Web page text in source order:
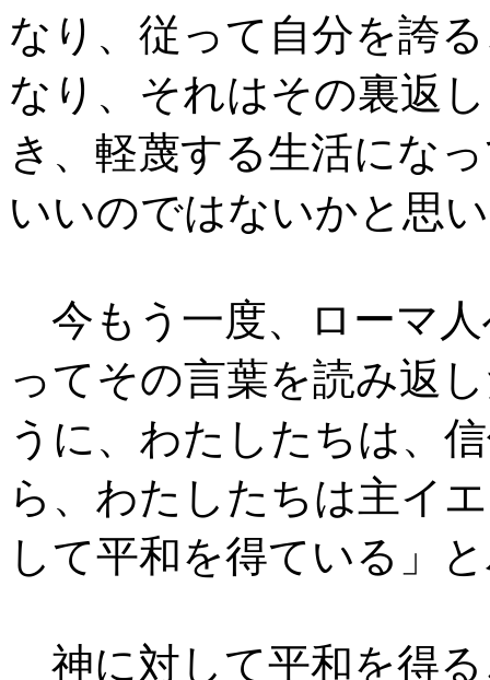
なり、従って自分を誇
なり、それはその裏返
き、軽蔑する生活にな
いいのではないかと思
今もう一度、ローマ
ってその言葉を読み返
うに、わたしたちは、
ら、わたしたちは主イ
して平和を得ている」
神に対して平和を得